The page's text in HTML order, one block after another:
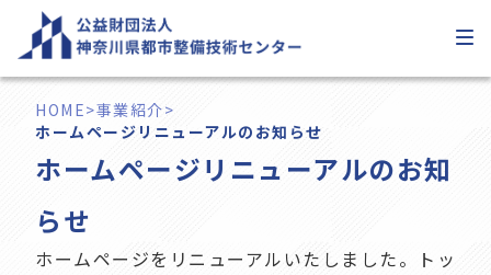
を
HOME>事業紹介>
ホームページリニューアルのお知らせ
ホームページリニューアルのお知
らせ
ホームページをリニューアルいたしました。トッ